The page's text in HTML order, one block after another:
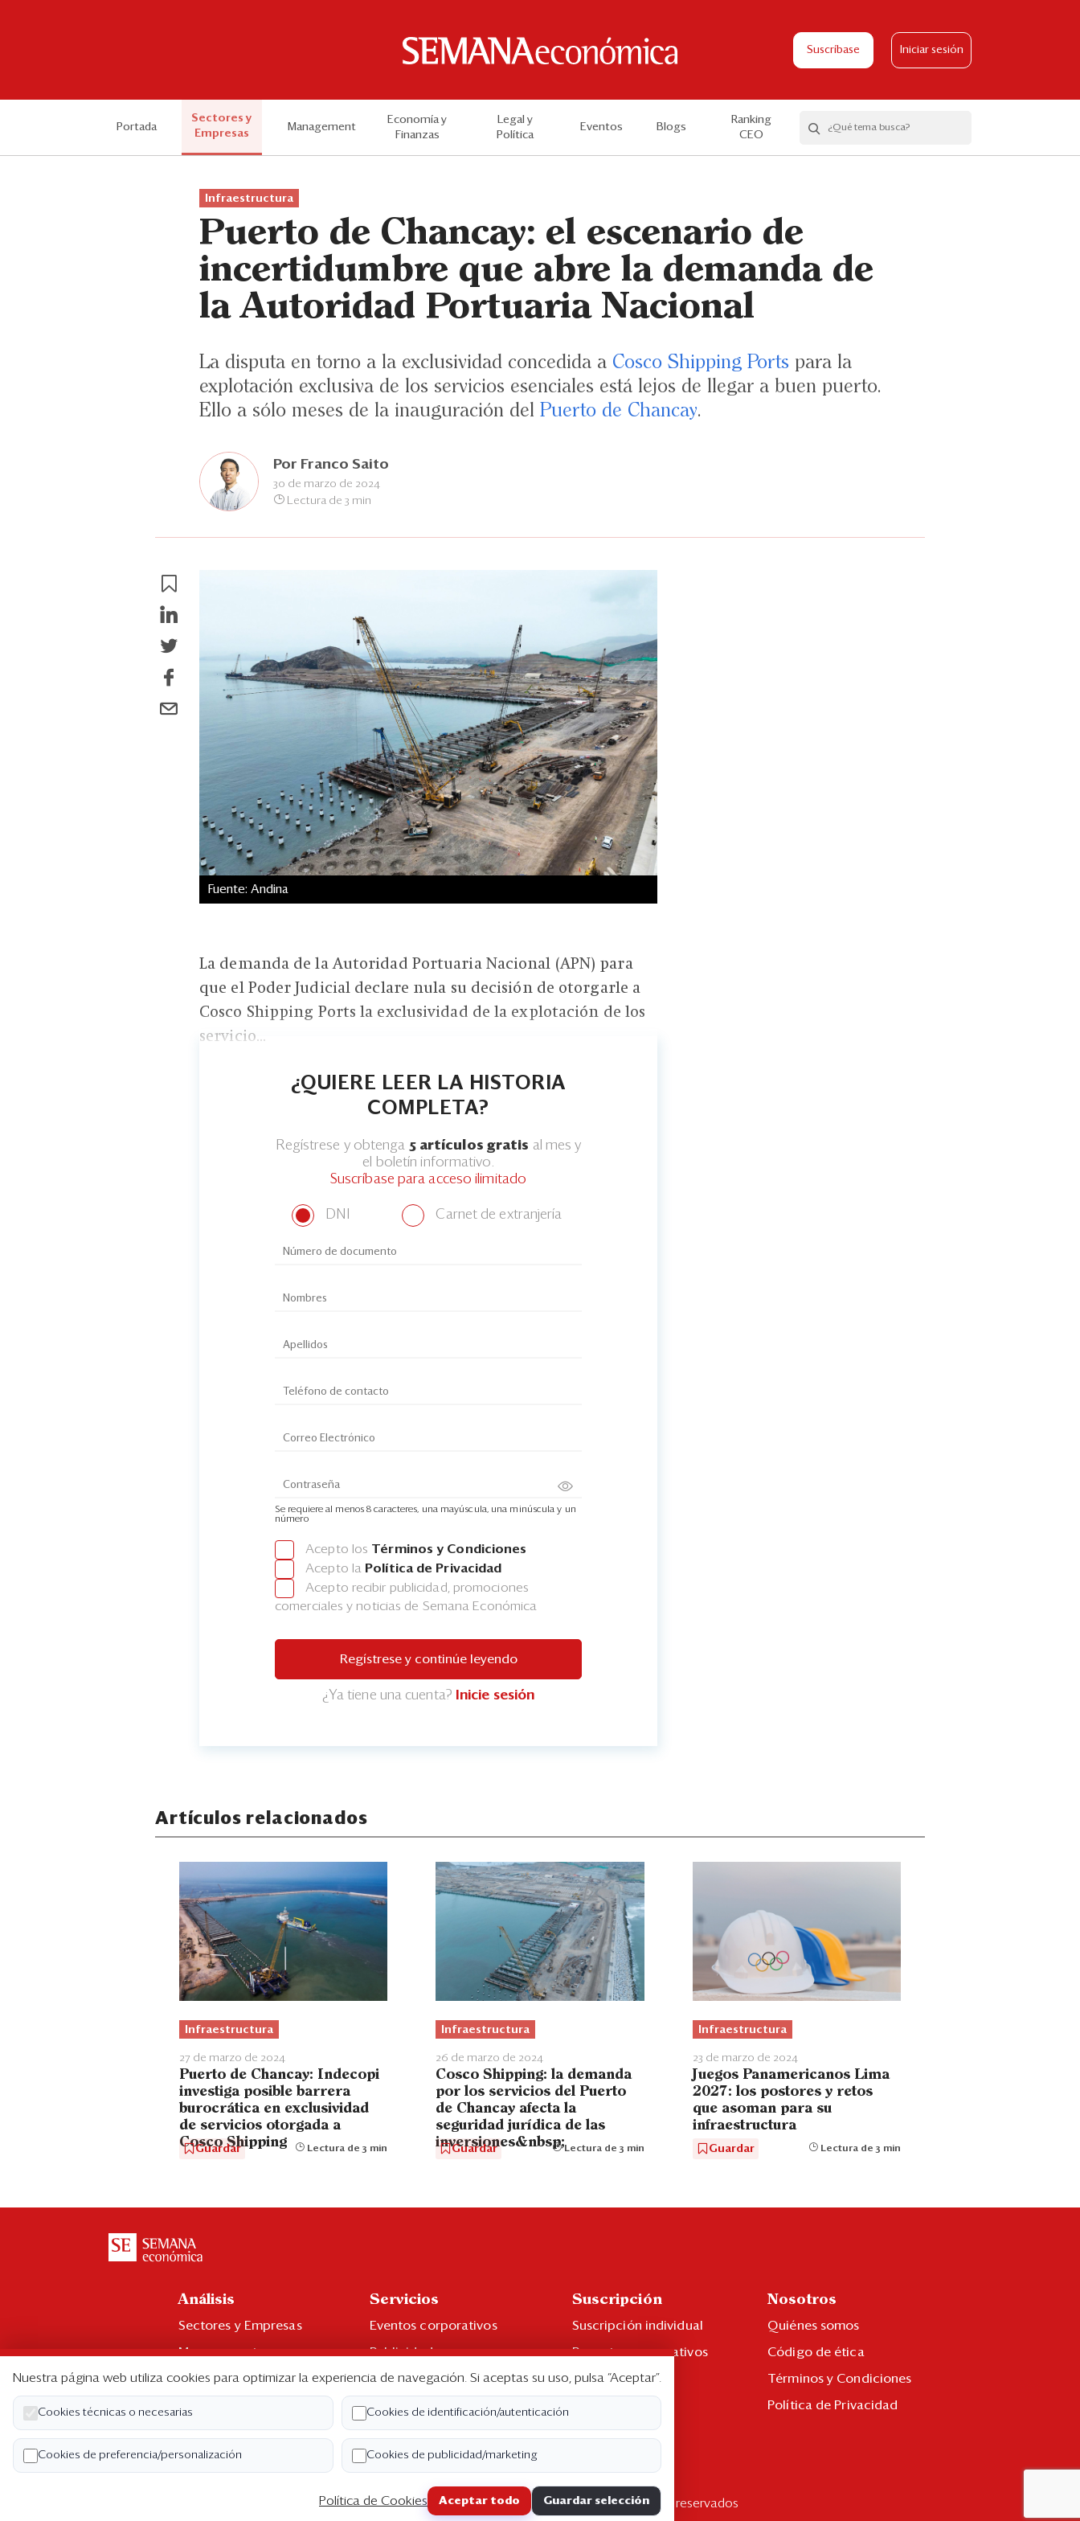
Suscríbase Iniciar sesión
Portada
Sectores y
Empresas
Management
Economía y
Finanzas
Legal y
Política
Eventos Blogs
Ranking
CEO
Infraestructura
Puerto de Chancay: el escenario de
incertidumbre que abre la demanda de
la Autoridad Portuaria Nacional
La disputa en torno a la exclusividad concedida a Cosco Shipping Ports para la
explotación exclusiva de los servicios esenciales está lejos de llegar a buen puerto.
Ello a sólo meses de la inauguración del
Puerto de Chancay.
Por Franco Saito
30 de marzo de 2024
Lectura de 3 min
Fuente: Andina
La demanda de la Autoridad Portuaria Nacional (APN) para
que el Poder Judicial declare nula su decisión de otorgarle a
Cosco Shipping Ports la exclusividad de la explotación de los
servicio...
¿QUIERE LEER LA HISTORIA
COMPLETA?
Regístrese y obtenga 5 artículos gratis al mes y
el boletín informativo.
Suscríbase para acceso ilimitado
DNI Carnet de extranjería
Se requiere al menos 8 caracteres, una mayúscula, una minúscula y un
número
Acepto los Términos y Condiciones
Acepto la Política de Privacidad
Acepto recibir publicidad, promociones
comerciales y noticias de Semana Económica
Regístrese y continúe leyendo
¿Ya tiene una cuenta? Inicie sesión
Artículos relacionados
Infraestructura
27 de marzo de 2024
Puerto de Chancay: Indecopi
investiga posible barrera
burocrática en exclusividad
de servicios otorgada a
Cosco Shipping
Guardar Lectura de 3 min
Infraestructura
26 de marzo de 2024
Cosco Shipping: la demanda
por los servicios del Puerto
de Chancay afecta la
seguridad jurídica de las
inversiones&nbsp;
Guardar Lectura de 3 min
Infraestructura
23 de marzo de 2024
Juegos Panamericanos Lima
2027: los postores y retos
que asoman para su
infraestructura
Guardar Lectura de 3 min
Análisis
Sectores y Empresas
Management
Economía y Finanzas
Ranking CEO
Blogs
Servicios
Eventos corporativos
Publicidad
Contáctenos
Libro de reclamaciones
Suscripción
Suscripción individual
Paquetes corporativos
Edición Impresa
Nosotros
Quiénes somos
Código de ética
Términos y Condiciones
Política de Privacidad
Copyright ©2026 Semana Económica. Todos los derechos reservados
Nuestra página web utiliza cookies para optimizar la experiencia de navegación. Si aceptas su uso, pulsa “Aceptar”.
Cookies técnicas o necesarias Cookies de identificación/autenticación
Cookies de preferencia/personalización Cookies de publicidad/marketing
Política de Cookies Aceptar todo Guardar selección